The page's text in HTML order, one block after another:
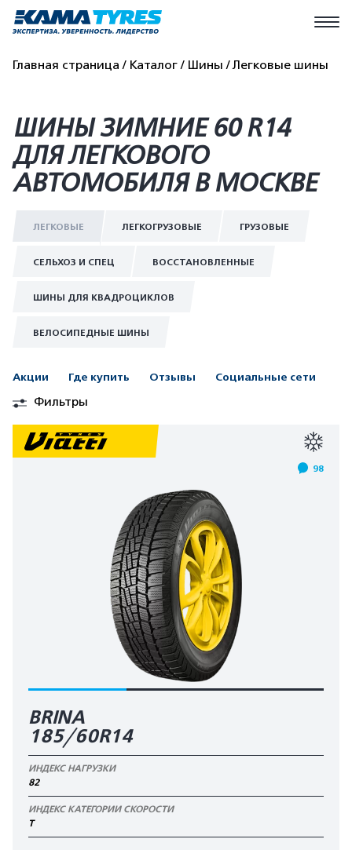
Главная страница Каталог Шины Легковые шины
ШИНЫ ЗИМНИЕ 60 R14
ДЛЯ ЛЕГКОВОГО
АВТОМОБИЛЯ В МОСКВЕ
ЛЕГКОВЫЕ ЛЕГКОГРУЗОВЫЕ ГРУЗОВЫЕ
СЕЛЬХОЗ И СПЕЦ ВОССТАНОВЛЕННЫЕ
ШИНЫ ДЛЯ КВАДРОЦИКЛОВ
ВЕЛОСИПЕДНЫЕ ШИНЫ
Акции Где купить Отзывы Социальные сети
Фильтры
98
BRINA
185/60R14
ИНДЕКС НАГРУЗКИ
82
ИНДЕКС КАТЕГОРИИ СКОРОСТИ
T